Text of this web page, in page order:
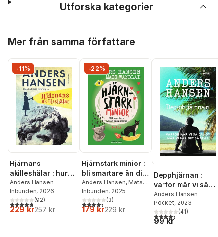
Utforska kategorier
Mer från samma författare
-11%
Hjärnans
akilleshälar : hur
din hjärna lurar dig,
och vad du kan
göra åt det
Anders Hansen
Inbunden, 2026
4,7utav 5 stjärnor. Totalt antal röster:
(92)
229 kr257 kr
-22%
Hjärnstark minior :
bli smartare än din
egen hjärna
Anders Hansen, Mats
Wänblad
Inbunden, 2025
4,3utav 5 stjärnor. Totalt antal röster:
(3)
179 kr229 kr
Depphjärnan :
varför mår vi så
dåligt när vi har
så bra?
Anders Hansen
Pocket, 2023
4,4utav 5 stjärnor.
(41)
99 kr